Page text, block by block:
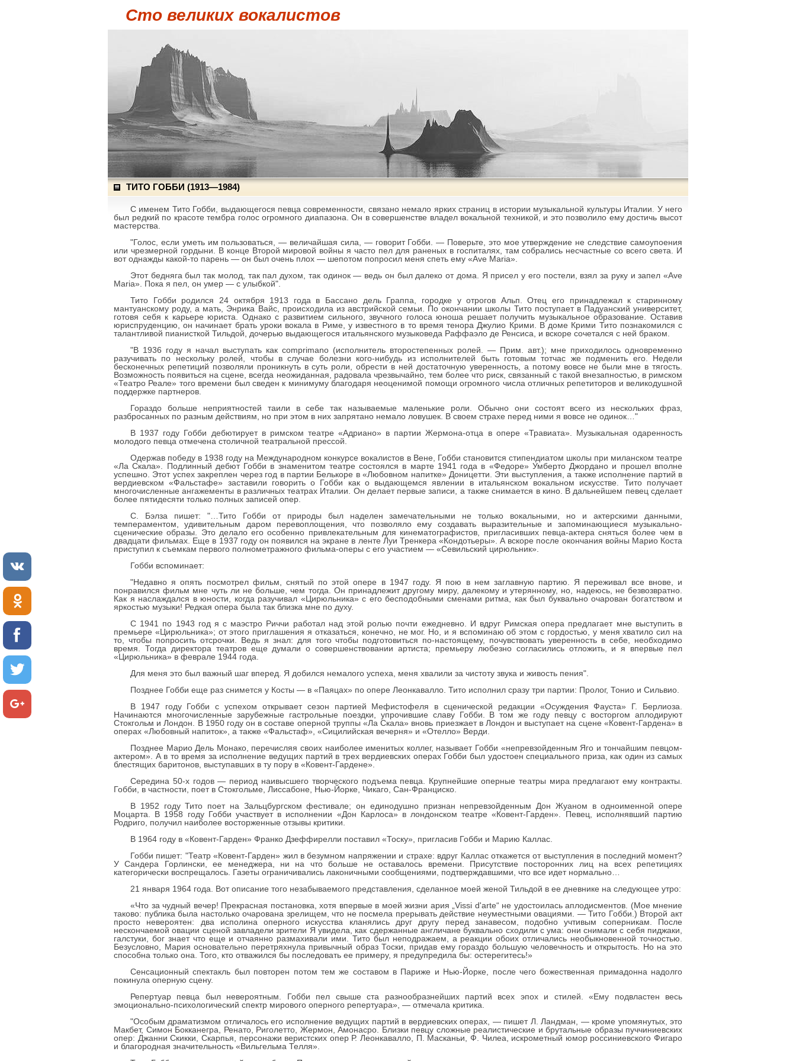
Сто великих вокалистов
ТИТО ГОББИ (1913—1984)
С именем Тито Гобби, выдающегося певца современности, связано немало ярких страниц в истории музыкальной культуры Италии. У него
был редкий по красоте тембра голос огромного диапазона. Он в совершенстве владел вокальной техникой, и это позволило ему достичь высот
мастерства.
"Голос, если уметь им пользоваться, — величайшая сила, — говорит Гобби. — Поверьте, это мое утверждение не следствие самоупоения
или чрезмерной гордыни. В конце Второй мировой войны я часто пел для раненых в госпиталях, там собрались несчастные со всего света. И
вот однажды какой-то парень — он был очень плох — шепотом попросил меня спеть ему «Ave Maria».
Этот бедняга был так молод, так пал духом, так одинок — ведь он был далеко от дома. Я присел у его постели, взял за руку и запел «Ave
Maria». Пока я пел, он умер — с улыбкой".
Тито Гобби родился 24 октября 1913 года в Бассано дель Граппа, городке у отрогов Альп. Отец его принадлежал к старинному
мантуанскому роду, а мать, Энрика Вайс, происходила из австрийской семьи. По окончании школы Тито поступает в Падуанский университет,
готовя себя к карьере юриста. Однако с развитием сильного, звучного голоса юноша решает получить музыкальное образование. Оставив
юриспруденцию, он начинает брать уроки вокала в Риме, у известного в то время тенора Джулио Крими. В доме Крими Тито познакомился с
талантливой пианисткой Тильдой, дочерью выдающегося итальянского музыковеда Раффаэло де Ренсиса, и вскоре сочетался с ней браком.
"В 1936 году я начал выступать как comprimano (исполнитель второстепенных ролей. — Прим. авт.); мне приходилось одновременно
разучивать по нескольку ролей, чтобы в случае болезни кого-нибудь из исполнителей быть готовым тотчас же подменить его. Недели
бесконечных репетиций позволяли проникнуть в суть роли, обрести в ней достаточную уверенность, а потому вовсе не были мне в тягость.
Возможность появиться на сцене, всегда неожиданная, радовала чрезвычайно, тем более что риск, связанный с такой внезапностью, в римском
«Театро Реале» того времени был сведен к минимуму благодаря неоценимой помощи огромного числа отличных репетиторов и великодушной
поддержке партнеров.
Гораздо больше неприятностей таили в себе так называемые маленькие роли. Обычно они состоят всего из нескольких фраз,
разбросанных по разным действиям, но при этом в них запрятано немало ловушек. В своем страхе перед ними я вовсе не одинок…"
В 1937 году Гобби дебютирует в римском театре «Адриано» в партии Жермона-отца в опере «Травиата». Музыкальная одаренность
молодого певца отмечена столичной театральной прессой.
Одержав победу в 1938 году на Международном конкурсе вокалистов в Вене, Гобби становится стипендиатом школы при миланском театре
«Ла Скала». Подлинный дебют Гобби в знаменитом театре состоялся в марте 1941 года в «Федоре» Умберто Джордано и прошел вполне
успешно. Этот успех закреплен через год в партии Белькоре в «Любовном напитке» Доницетти. Эти выступления, а также исполнение партий в
вердиевском «Фальстафе» заставили говорить о Гобби как о выдающемся явлении в итальянском вокальном искусстве. Тито получает
многочисленные ангажементы в различных театрах Италии. Он делает первые записи, а также снимается в кино. В дальнейшем певец сделает
более пятидесяти только полных записей опер.
С. Бэлза пишет: "…Тито Гобби от природы был наделен замечательными не только вокальными, но и актерскими данными,
темпераментом, удивительным даром перевоплощения, что позволяло ему создавать выразительные и запоминающиеся музыкально-
сценические образы. Это делало его особенно привлекательным для кинематографистов, пригласивших певца-актера сняться более чем в
двадцати фильмах. Еще в 1937 году он появился на экране в ленте Луи Тренкера «Кондотьеры». А вскоре после окончания войны Марио Коста
приступил к съемкам первого полнометражного фильма-оперы с его участием — «Севильский цирюльник».
Гобби вспоминает:
"Недавно я опять посмотрел фильм, снятый по этой опере в 1947 году. Я пою в нем заглавную партию. Я переживал все внове, и
понравился фильм мне чуть ли не больше, чем тогда. Он принадлежит другому миру, далекому и утерянному, но, надеюсь, не безвозвратно.
Как я наслаждался в юности, когда разучивал «Цирюльника» с его бесподобными сменами ритма, как был буквально очарован богатством и
яркостью музыки! Редкая опера была так близка мне по духу.
С 1941 по 1943 год я с маэстро Риччи работал над этой ролью почти ежедневно. И вдруг Римская опера предлагает мне выступить в
премьере «Цирюльника»; от этого приглашения я отказаться, конечно, не мог. Но, и я вспоминаю об этом с гордостью, у меня хватило сил на
то, чтобы попросить отсрочки. Ведь я знал: для того чтобы подготовиться по-настоящему, почувствовать уверенность в себе, необходимо
время. Тогда директора театров еще думали о совершенствовании артиста; премьеру любезно согласились отложить, и я впервые пел
«Цирюльника» в феврале 1944 года.
Для меня это был важный шаг вперед. Я добился немалого успеха, меня хвалили за чистоту звука и живость пения".
Позднее Гобби еще раз снимется у Косты — в «Паяцах» по опере Леонкавалло. Тито исполнил сразу три партии: Пролог, Тонио и Сильвио.
В 1947 году Гобби с успехом открывает сезон партией Мефистофеля в сценической редакции «Осуждения Фауста» Г. Берлиоза.
Начинаются многочисленные зарубежные гастрольные поездки, упрочившие славу Гобби. В том же году певцу с восторгом аплодируют
Стокгольм и Лондон. В 1950 году он в составе оперной труппы «Ла Скала» вновь приезжает в Лондон и выступает на сцене «Ковент-Гардена» в
операх «Любовный напиток», а также «Фальстаф», «Сицилийская вечерня» и «Отелло» Верди.
Позднее Марио Дель Монако, перечисляя своих наиболее именитых коллег, называет Гобби «непревзойденным Яго и тончайшим певцом-
актером». А в то время за исполнение ведущих партий в трех вердиевских операх Гобби был удостоен специального приза, как один из самых
блестящих баритонов, выступавших в ту пору в «Ковент-Гардене».
Середина 50-х годов — период наивысшего творческого подъема певца. Крупнейшие оперные театры мира предлагают ему контракты.
Гобби, в частности, поет в Стокгольме, Лиссабоне, Нью-Йорке, Чикаго, Сан-Франциско.
В 1952 году Тито поет на Зальцбургском фестивале; он единодушно признан непревзойденным Дон Жуаном в одноименной опере
Моцарта. В 1958 году Гобби участвует в исполнении «Дон Карлоса» в лондонском театре «Ковент-Гарден». Певец, исполнявший партию
Родриго, получил наиболее восторженные отзывы критики.
В 1964 году в «Ковент-Гарден» Франко Дзеффирелли поставил «Тоску», пригласив Гобби и Марию Каллас.
Гобби пишет: "Театр «Ковент-Гарден» жил в безумном напряжении и страхе: вдруг Каллас откажется от выступления в последний момент?
У Сандера Горлински, ее менеджера, ни на что больше не оставалось времени. Присутствие посторонних лиц на всех репетициях
категорически воспрещалось. Газеты ограничивались лаконичными сообщениями, подтверждавшими, что все идет нормально…
21 января 1964 года. Вот описание того незабываемого представления, сделанное моей женой Тильдой в ее дневнике на следующее утро:
«Что за чудный вечер! Прекрасная постановка, хотя впервые в моей жизни ария „Vissi d'arte“ не удостоилась аплодисментов. (Мое мнение
таково: публика была настолько очарована зрелищем, что не посмела прерывать действие неуместными овациями. — Тито Гобби.) Второй акт
просто невероятен: два исполина оперного искусства кланялись друг другу перед занавесом, подобно учтивым соперникам. После
нескончаемой овации сценой завладели зрители Я увидела, как сдержанные англичане буквально сходили с ума: они снимали с себя пиджаки,
галстуки, бог знает что еще и отчаянно размахивали ими. Тито был неподражаем, а реакции обоих отличались необыкновенной точностью.
Безусловно, Мария основательно перетряхнула привычный образ Тоски, придав ему гораздо большую человечность и открытость. Но на это
способна только она. Того, кто отважился бы последовать ее примеру, я предупредила бы: остерегитесь!»
Сенсационный спектакль был повторен потом тем же составом в Париже и Нью-Йорке, после чего божественная примадонна надолго
покинула оперную сцену.
Репертуар певца был невероятным. Гобби пел свыше ста разнообразнейших партий всех эпох и стилей. «Ему подвластен весь
эмоционально-психологический спектр мирового оперного репертуара», — отмечала критика.
"Особым драматизмом отличалось его исполнение ведущих партий в вердиевских операх, — пишет Л. Ландман, — кроме упомянутых, это
Макбет, Симон Бокканегра, Ренато, Риголетто, Жермон, Амонасро. Близки певцу сложные реалистические и брутальные образы пуччиниевских
опер: Джанни Скикки, Скарпья, персонажи веристских опер Р. Леонкавалло, П. Масканьи, Ф. Чилеа, искрометный юмор россиниевского Фигаро
и благородная значительность «Вильгельма Телля».